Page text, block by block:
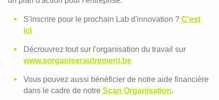
S'inscrire pour le prochain Lab d'innovation ? C'est
ici
Décrouvrez tout sur l'organisation du travail sur
www.sorganiserautrement.be
Vous pouvez aussi bénéficier de notre aide financière
dans le cadre de notre Scan Organisation.